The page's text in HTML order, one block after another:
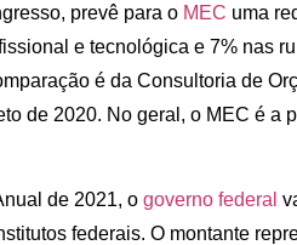
prevê para o MEC uma
e tecnológica e 7% nas
é da Consultoria de
de 2020. No geral, o MEC é a
de 2021, o governo federal
federais. O montante